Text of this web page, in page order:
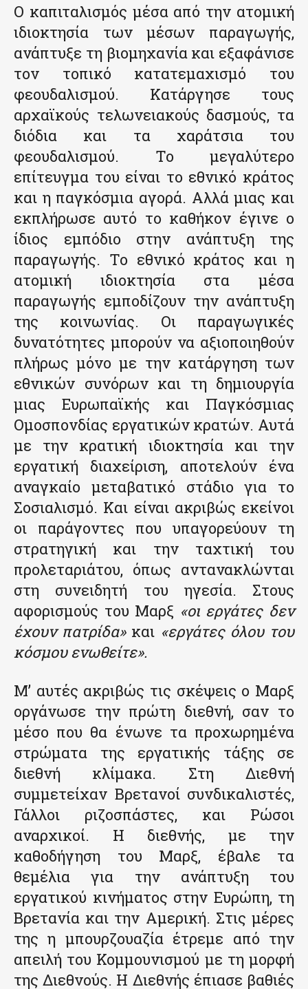
Ο καπιταλισμός μέσα από την ατομική
ιδιοκτησία των μέσων παραγωγής,
ανάπτυξε τη βιομηχανία και εξαφάνισε
τον τοπικό κατατεμαχισμό του
φεουδαλισμού. Κατάργησε τους
αρχαϊκούς τελωνειακούς δασμούς, τα
διόδια και τα χαράτσια του
φεουδαλισμού. Το μεγαλύτερο
επίτευγμα του είναι το εθνικό κράτος
και η παγκόσμια αγορά. Αλλά μιας και
εκπλήρωσε αυτό το καθήκον έγινε ο
ίδιος εμπόδιο στην ανάπτυξη της
παραγωγής. Το εθνικό κράτος και η
ατομική ιδιοκτησία στα μέσα
παραγωγής εμποδίζουν την ανάπτυξη
της κοινωνίας. Οι παραγωγικές
δυνατότητες μπορούν να αξιοποιηθούν
πλήρως μόνο με την κατάργηση των
εθνικών συνόρων και τη δημιουργία
μιας Ευρωπαϊκής και Παγκόσμιας
Ομοσπονδίας εργατικών κρατών. Αυτά
με την κρατική ιδιοκτησία και την
εργατική διαχείριση, αποτελούν ένα
αναγκαίο μεταβατικό στάδιο για το
Σοσιαλισμό. Και είναι ακριβώς εκείνοι
οι παράγοντες που υπαγορεύουν τη
στρατηγική και την ταχτική του
προλεταριάτου, όπως αντανακλώνται
στη συνειδητή του ηγεσία. Στους
αφορισμούς του Μαρξ «οι εργάτες δεν
έχουν πατρίδα» και «εργάτες όλου του
κόσμου ενωθείτε».
Μ’ αυτές ακριβώς τις σκέψεις ο Μαρξ
οργάνωσε την πρώτη διεθνή, σαν το
μέσο που θα ένωνε τα προχωρημένα
στρώματα της εργατικής τάξης σε
διεθνή κλίμακα. Στη Διεθνή
συμμετείχαν Βρετανοί συνδικαλιστές,
Γάλλοι ριζοσπάστες, και Ρώσοι
αναρχικοί. Η διεθνής, με την
καθοδήγηση του Μαρξ, έβαλε τα
θεμέλια για την ανάπτυξη του
εργατικού κινήματος στην Ευρώπη, τη
Βρετανία και την Αμερική. Στις μέρες
της η μπουρζουαζία έτρεμε από την
απειλή του Κομμουνισμού με τη μορφή
της Διεθνούς. Η Διεθνής έπιασε βαθιές